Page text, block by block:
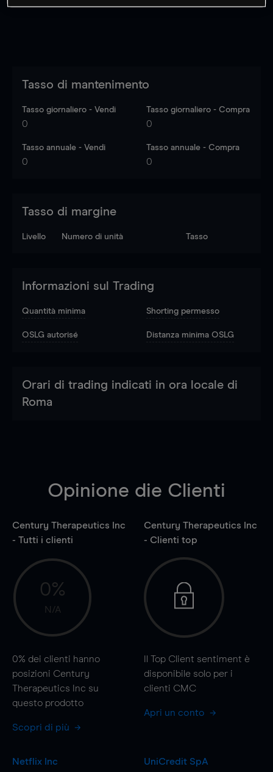
Tasso di mantenimento
Tasso giornaliero - Vendi
0
Tasso giornaliero - Compra
0
Tasso annuale - Vendi
0
Tasso annuale - Compra
0
Tasso di margine
Livello Numero di unità Tasso
Informazioni sul Trading
Quantità minima Shorting permesso
OSLG autorisé Distanza minima OSLG
Orari di trading indicati in ora locale di
Roma
Opinione die Clienti
Century Therapeutics Inc
- Tutti i clienti
0%
N/A
0% dei clienti hanno
posizioni Century
Therapeutics Inc su
questo prodotto
Scopri di più
Century Therapeutics Inc
- Clienti top
Il Top Client sentiment è
disponibile solo per i
clienti CMC
Apri un conto
Netflix Inc
UniCredit SpA